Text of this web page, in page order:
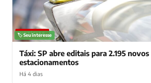
NOTÍCIAS
🏷️ Seu interesse
Táxi: SP abre editais para 2.195 novos
estacionamentos
Há 4 dias